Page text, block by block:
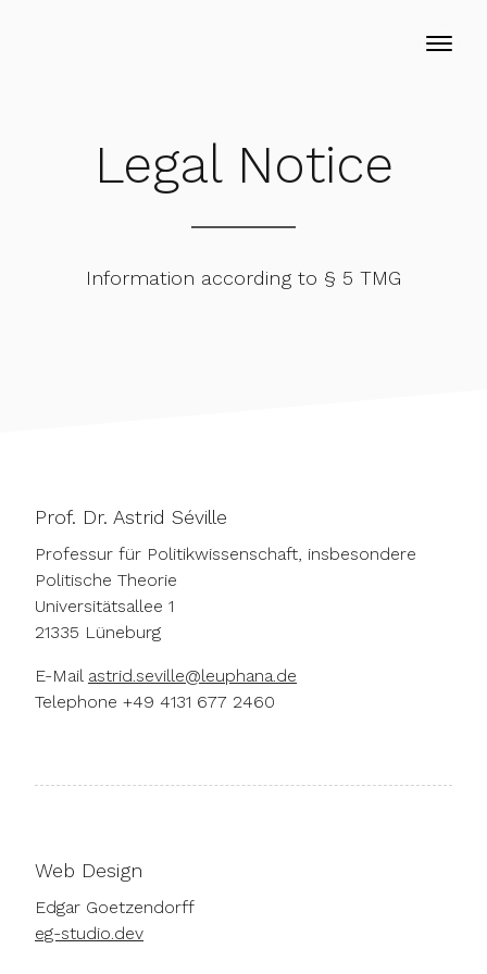
Legal Notice
Information according to § 5 TMG
Prof. Dr. Astrid Séville
Professur für Politikwissenschaft, insbesondere
Politische Theorie
Universitätsallee 1
21335 Lüneburg
E-Mail astrid.seville@leuphana.de
Telephone +49 4131 677 2460
Web Design
Edgar Goetzendorff
eg-studio.dev